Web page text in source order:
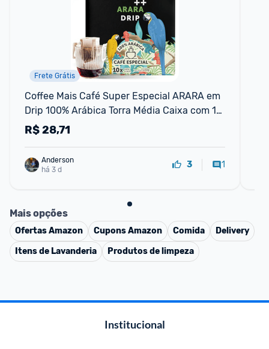
Frete Grátis
Coffee Mais Café Super Especial ARARA em
Drip 100% Arábica Torra Média Caixa com 10
Unidades
R$28,71
Anderson
há 3 d
3 1
Mais opções
OfertasAmazon CuponsAmazon Comida
Delivery
Itens de Lavanderia
Produtos de limpeza
Institucional